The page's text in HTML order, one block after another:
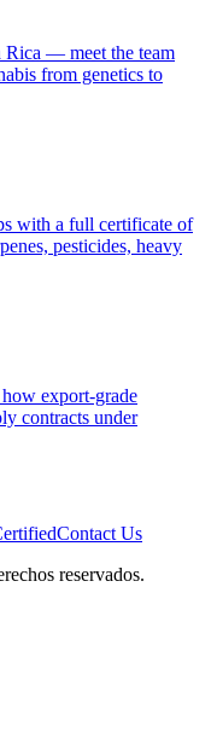
— meet the team
from genetics to
with a full certificate of
pesticides, heavy
export-grade
contracts under
Contact Us
reservados.